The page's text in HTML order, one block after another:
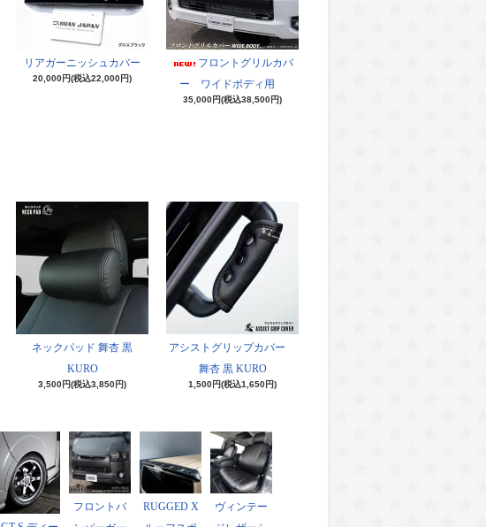
リアガーニッシュカバー
20,000円(税込22,000円)
フロントグリルカバ
ー ワイドボディ用
35,000円(税込38,500円)
ネックパッド 舞杏 黒
KURO
3,500円(税込3,850円)
アシストグリップカバー
舞杏 黒 KURO
1,500円(税込1,650円)
フロントバ
RUGGED X
ヴィンテー